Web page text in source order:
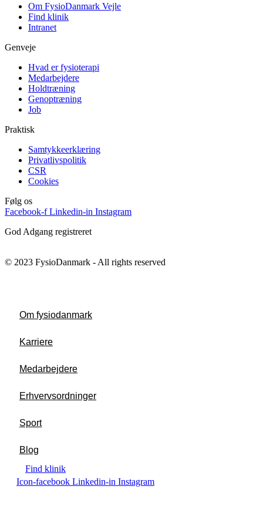
Om FysioDanmark Vejle
Find klinik
Intranet
Genveje
Hvad er fysioterapi
Medarbejdere
Holdtræning
Genoptræning
Job
Praktisk
Samtykkeerklæring
Privatlivspolitik
CSR
Cookies
Følg os
Facebook-f Linkedin-in Instagram
God Adgang registreret
© 2023 FysioDanmark - All rights reserved
Om fysiodanmark
Karriere
Medarbejdere
Erhvervsordninger
Sport
Blog
Find klinik
Icon-facebook Linkedin-in Instagram